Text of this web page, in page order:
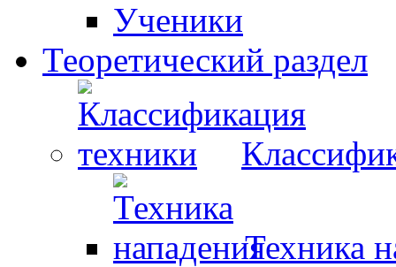
Ученики
Теоретический раздел
Техника